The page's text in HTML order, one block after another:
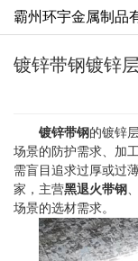
霸州环宇金属制品
镀锌带钢镀锌
镀锌带钢 的镀锌
场景的防护需求、加
需盲目追求过厚或过
家，主营黑退火带钢
场景的选材需求。